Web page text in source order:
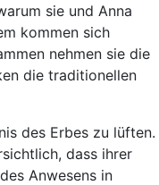
sie und Anna
kommen sich
nehmen sie die
die traditionellen
des Erbes zu lüften.
dass ihrer
Anwesens in